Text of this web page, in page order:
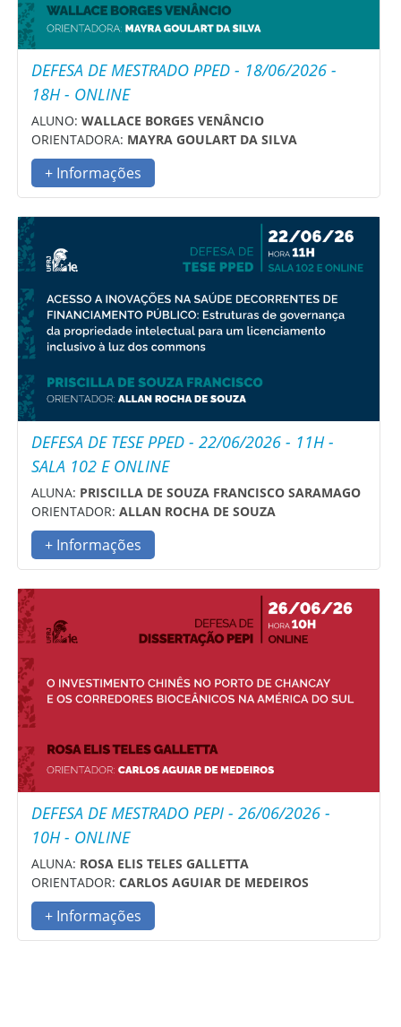
DEFESA DE MESTRADO PPED - 18/06/2026 -
18H - ONLINE
ALUNO: WALLACE BORGES VENÂNCIO
ORIENTADORA: MAYRA GOULART DA SILVA
+ Informações
DEFESA DE TESE PPED - 22/06/2026 - 11H -
SALA 102 E ONLINE
ALUNA: PRISCILLA DE SOUZA FRANCISCO SARAMAGO
ORIENTADOR: ALLAN ROCHA DE SOUZA
+ Informações
DEFESA DE MESTRADO PEPI - 26/06/2026 -
10H - ONLINE
ALUNA: ROSA ELIS TELES GALLETTA
ORIENTADOR: CARLOS AGUIAR DE MEDEIROS
+ Informações